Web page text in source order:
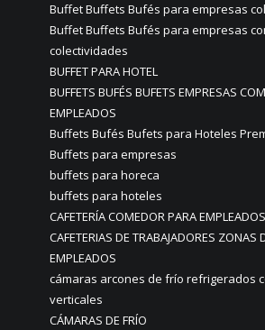
Buffet Buffets Bufés para empresas
Buffet Buffets Bufés para empresas
colectividades
BUFFET PARA HOTEL
BUFFETS BUFÉS BUFETS EMPRESAS
EMPLEADOS
Buffets Bufés Bufets para Hoteles
Buffets para empresas
buffets para horeca
buffets para hoteles
CAFETERÍA COMEDOR PARA EMPLEADOS
CAFETERIAS DE TRABAJADORES ZONAS
EMPLEADOS
cámaras arcones de frío refrigerados
verticales
CÁMARAS DE FRÍO